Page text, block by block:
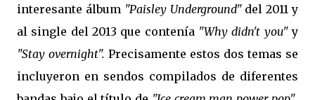
interesante álbum "Paisley Underground" del 2011 y
al single del 2013 que contenía "Why didn't you"y
"Stay overnight". Precisamente estos dos temas se
incluyeron en sendos compilados de diferentes